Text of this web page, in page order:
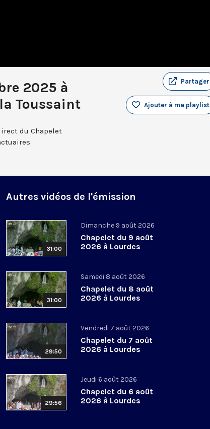
2025 à
Toussaint
Partager
Ajouter à ma playlist
du Chapelet
Autres vidéos de l'émission
31:00
Dimanche 9 août 2026
Chapelet du 9 août
2026 à Lourdes
31:00
Samedi 8 août 2026
Chapelet du 8 août
2026 à Lourdes
29:50
Vendredi 7 août 2026
Chapelet du 7 août
2026 à Lourdes
29:56
Jeudi 6 août 2026
Chapelet du 6 août
2026 à Lourdes